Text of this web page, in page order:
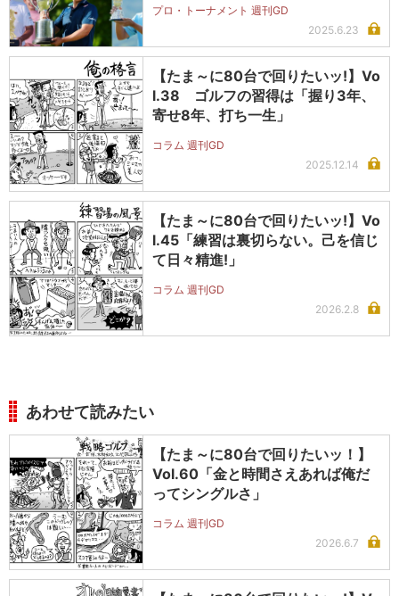
プロ・トーナメント 週刊GD
2025.6.23
【たま～に80台で回りたいッ!】Vo
l.38 ゴルフの習得は「握り3年、
寄せ8年、打ち一生」
コラム 週刊GD
2025.12.14
【たま～に80台で回りたいッ!】Vo
l.45「練習は裏切らない。己を信じ
て日々精進!」
コラム 週刊GD
2026.2.8
あわせて読みたい
【たま～に80台で回りたいッ！】
Vol.60「金と時間さえあれば俺だ
ってシングルさ」
コラム 週刊GD
2026.6.7